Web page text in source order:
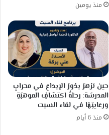
منذ يومين
حين تزهرُ بذورُ الإبداعِ في محرابِ
المدرسَة: رحلةُ اكتشافِ الموهبَةِ
ورعايتِهَا في لقاء السبت
منذ 6 أيام